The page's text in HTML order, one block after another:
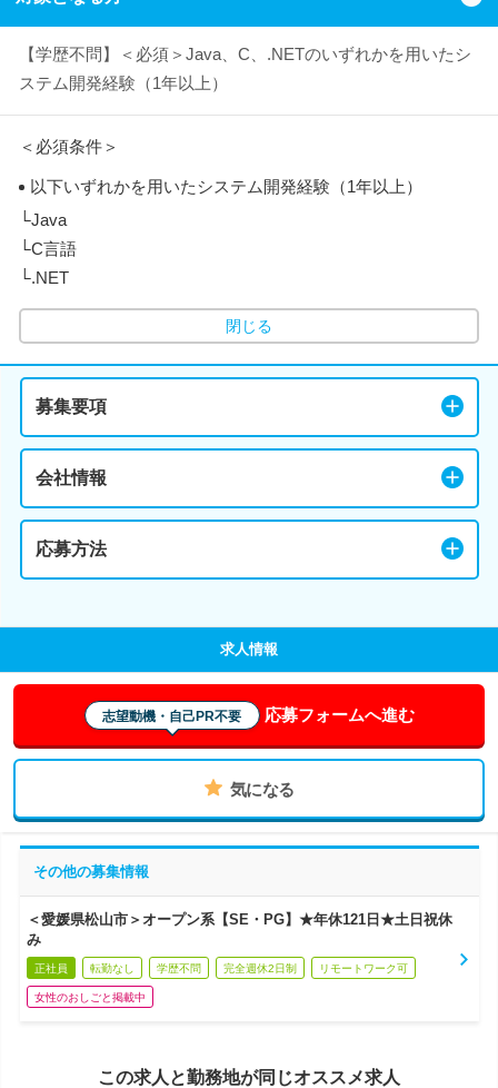
【学歴不問】＜必須＞Java、C、.NETのいずれかを用いたシ
ステム開発経験（1年以上）
＜必須条件＞
以下いずれかを用いたシステム開発経験（1年以上）
└Java
└C言語
└.NET
閉じる
募集要項
会社情報
応募方法
求人情報
志望動機・自己PR不要 応募フォームへ進む
気になる
その他の募集情報
＜愛媛県松山市＞オープン系【SE・PG】★年休121日★土日祝休
み
正社員 転勤なし 学歴不問 完全週休2日制 リモートワーク可
女性のおしごと掲載中
この求人と勤務地が同じオススメ求人